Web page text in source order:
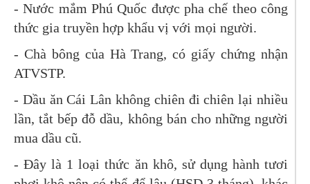
- Nước mắm Phú Quốc được pha chế theo công
thức gia truyền hợp khẩu vị với mọi người.
- Chà bông của Hà Trang, có giấy chứng nhận
ATVSTP.
- Dầu ăn Cái Lân không chiên đi chiên lại nhiều
lần, tắt bếp đỗ dầu, không bán cho những người
mua dầu cũ.
- Đây là 1 loại thức ăn khô, sử dụng hành tươi